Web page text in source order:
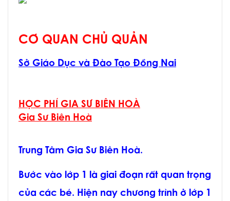
CƠ QUAN CHỦ QUẢN
Sở Giáo Dục và Đào Tạo Đồng Nai
HỌC PHÍ GIA SƯ BIÊN HOÀ
Gia Sư Biên Hoà
Trung Tâm Gia Sư Biên Hoà.
Bước vào lớp 1 là giai đoạn rất quan trọng
của các bé. Hiện nay chương trình ở lớp 1